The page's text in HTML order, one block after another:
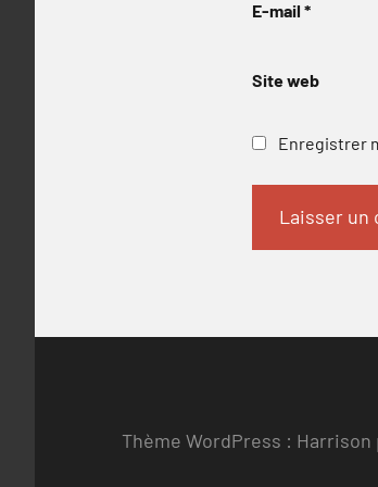
E-mail *
Site web
Enregistrer
Thème WordPress : Harrison